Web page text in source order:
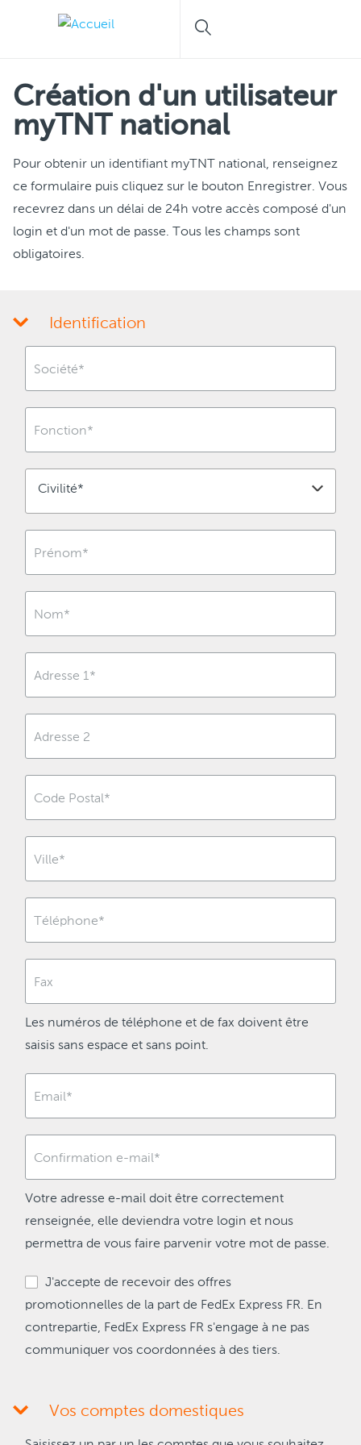
Création d'un utilisateur
myTNT national
Pour obtenir un identifiant myTNT national, renseignez
ce formulaire puis cliquez sur le bouton Enregistrer. Vous
recevrez dans un délai de 24h votre accès composé d'un
login et d'un mot de passe. Tous les champs sont
obligatoires.
Identification
Civilité*
Les numéros de téléphone et de fax doivent être
saisis sans espace et sans point.
Votre adresse e-mail doit être correctement
renseignée, elle deviendra votre login et nous
permettra de vous faire parvenir votre mot de passe.
promotionnelles de la part de FedEx Express FR. En
contrepartie, FedEx Express FR s'engage à ne pas
communiquer vos coordonnées à des tiers.
Vos comptes domestiques